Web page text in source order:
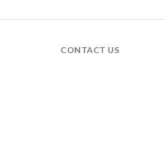
CONTACT US